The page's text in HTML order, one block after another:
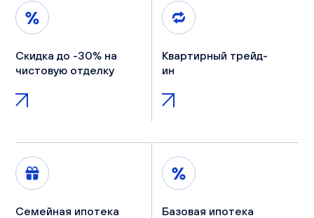
Скидка до -30% на
чистовую отделку
Квартирный трейд-
ин
Семейная ипотека
Базовая ипотека